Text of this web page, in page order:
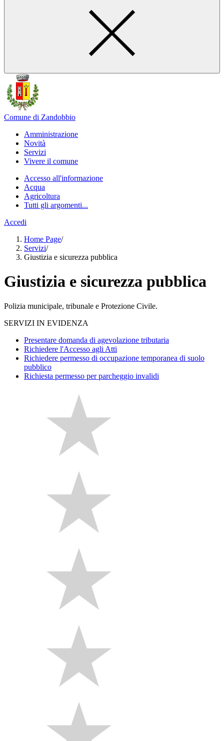
Comune di Zandobbio
Amministrazione
Novità
Servizi
Vivere il comune
Accesso all'informazione
Acqua
Agricoltura
Tutti gli argomenti...
Accedi
Home Page/
Servizi/
Giustizia e sicurezza pubblica
Giustizia e sicurezza pubblica
Polizia municipale, tribunale e Protezione Civile.
SERVIZI IN EVIDENZA
Presentare domanda di agevolazione tributaria
Richiedere l'Accesso agli Atti
Richiedere permesso di occupazione temporanea di suolo
pubblico
Richiesta permesso per parcheggio invalidi